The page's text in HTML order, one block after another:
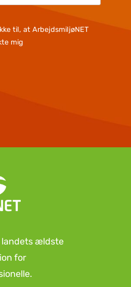
til, at ArbejdsmiljøNET
mig
landets ældste
for